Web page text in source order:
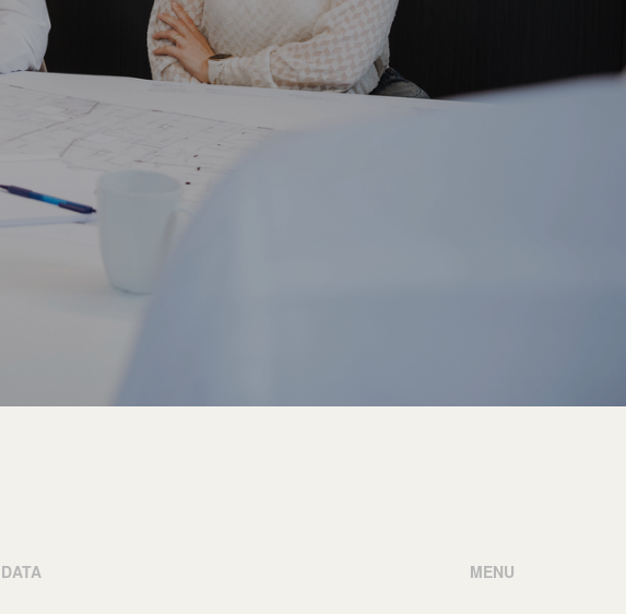
DATA MENU